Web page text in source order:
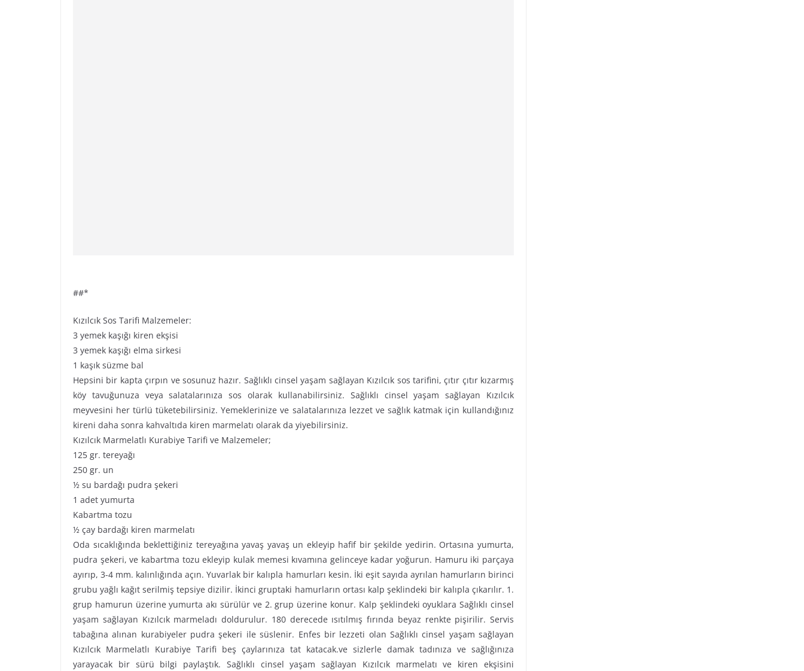
##*
Kızılcık Sos Tarifi Malzemeler:
3 yemek kaşığı kiren ekşisi
3 yemek kaşığı elma sirkesi
1 kaşık süzme bal
Hepsini bir kapta çırpın ve sosunuz hazır. Sağlıklı cinsel yaşam sağlayan Kızılcık sos tarifini, çıtır çıtır kızarmış
köy tavuğunuza veya salatalarınıza sos olarak kullanabilirsiniz. Sağlıklı cinsel yaşam sağlayan Kızılcık
meyvesini her türlü tüketebilirsiniz. Yemeklerinize ve salatalarınıza lezzet ve sağlık katmak için kullandığınız
kireni daha sonra kahvaltıda kiren marmelatı olarak da yiyebilirsiniz.
Kızılcık Marmelatlı Kurabiye Tarifi ve Malzemeler;
125 gr. tereyağı
250 gr. un
½ su bardağı pudra şekeri
1 adet yumurta
Kabartma tozu
½ çay bardağı kiren marmelatı
Oda sıcaklığında beklettiğiniz tereyağına yavaş yavaş un ekleyip hafif bir şekilde yedirin. Ortasına yumurta,
pudra şekeri, ve kabartma tozu ekleyip kulak memesi kıvamına gelinceye kadar yoğurun. Hamuru iki parçaya
ayırıp, 3-4 mm. kalınlığında açın. Yuvarlak bir kalıpla hamurları kesin. İki eşit sayıda ayrılan hamurların birinci
grubu yağlı kağıt serilmiş tepsiye dizilir. İkinci gruptaki hamurların ortası kalp şeklindeki bir kalıpla çıkarılır. 1.
grup hamurun üzerine yumurta akı sürülür ve 2. grup üzerine konur. Kalp şeklindeki oyuklara Sağlıklı cinsel
yaşam sağlayan Kızılcık marmeladı doldurulur. 180 derecede ısıtılmış fırında beyaz renkte pişirilir. Servis
tabağına alınan kurabiyeler pudra şekeri ile süslenir. Enfes bir lezzeti olan Sağlıklı cinsel yaşam sağlayan
Kızılcık Marmelatlı Kurabiye Tarifi beş çaylarınıza tat katacak.ve sizlerle damak tadınıza ve sağlığınıza
yarayacak bir sürü bilgi paylaştık. Sağlıklı cinsel yaşam sağlayan Kızılcık marmelatı ve kiren ekşisini